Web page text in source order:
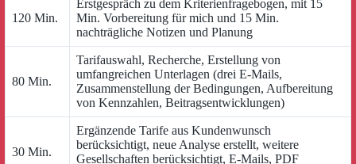
120 Min.
Erstgespräch zu dem Kriterienfragebogen, mit 15
Min. Vorbereitung für mich und 15 Min.
nachträgliche Notizen und Planung
80 Min.
Tarifauswahl, Recherche, Erstellung von
umfangreichen Unterlagen (drei E-Mails,
Zusammenstellung der Bedingungen, Aufbereitung
von Kennzahlen, Beitragsentwicklungen)
30 Min.
Ergänzende Tarife aus Kundenwunsch
berücksichtigt, neue Analyse erstellt, weitere
Gesellschaften berücksichtigt, E-Mails, PDF